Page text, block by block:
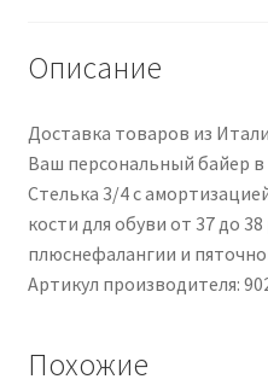
Описание
Доставка товаров из
Ваш персональный байер в
Стелька 3/4 с
кости для обуви от 37 до
плюснефалангии и
Артикул производителя:
Похожие